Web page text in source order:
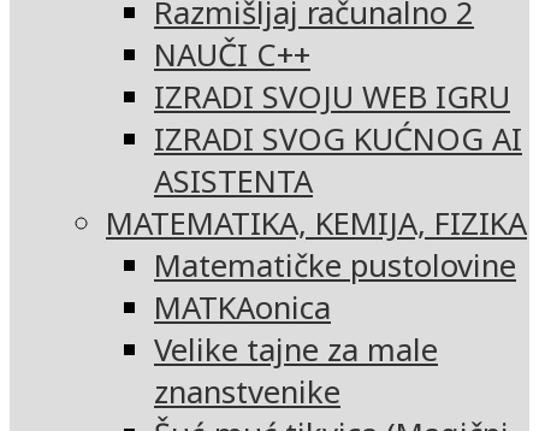
Razmišljaj računalno 2
NAUČI C++
IZRADI SVOJU WEB IGRU
IZRADI SVOG KUĆNOG AI
ASISTENTA
MATEMATIKA, KEMIJA, FIZIKA
Matematičke pustolovine
MATKAonica
Velike tajne za male
znanstvenike